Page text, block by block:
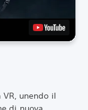
unendo il